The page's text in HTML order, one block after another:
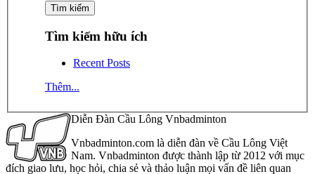
Tìm kiếm hữu ích
Recent Posts
Thêm...
Diễn Đàn Cầu Lông Vnbadminton
Vnbadminton.com là diễn đàn về Cầu Lông Việt
Nam. Vnbadminton được thành lập từ 2012 với mục
đích giao lưu, học hỏi, chia sẻ và thảo luận mọi vấn đề liên quan